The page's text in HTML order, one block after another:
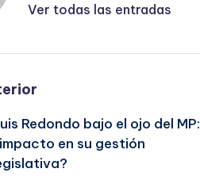
Ver todas las entradas
Redondo bajo el ojo del MP:
en su gestión